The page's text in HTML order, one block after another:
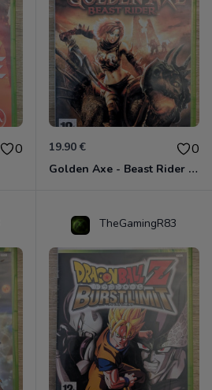
0 19.90 € 0
Golden Axe - Beast Rider Xbox 360
TheGamingR83